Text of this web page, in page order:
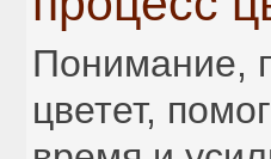
Понимание,
цветет,